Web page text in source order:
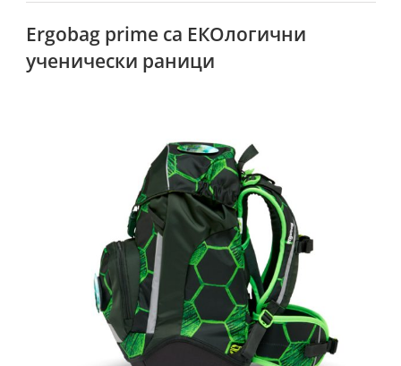
Еrgobag prime са ЕКОлогични
ученически раници